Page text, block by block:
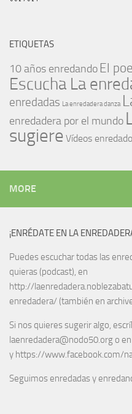
ETIQUETAS
10 años enredando El
Escucha La
enredadas La enredadera danza
enredadera por el mundo
sugiere Vídeos
MORE
¡ENRÉDATE EN LA
Puedes escuchar todas las
quieras (podcast), en
http://
enredadera/ (también en
Si nos quieres sugerir algo,
laenredadera@nodo50.org o
y https://www.facebook.com/
Seguimos enredadas y